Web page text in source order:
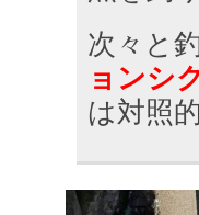
次々と
ョンシ
は対照